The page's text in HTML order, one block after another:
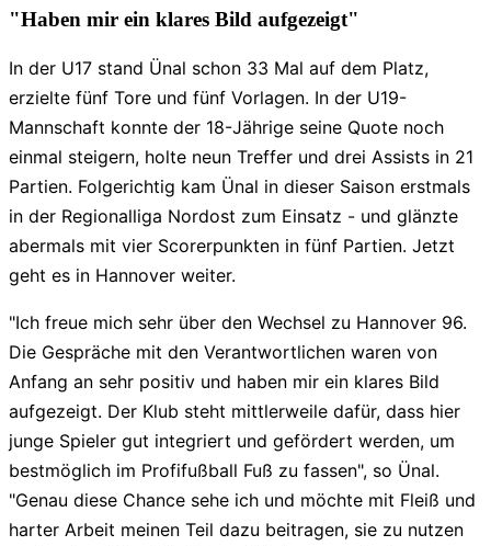
"Haben mir ein klares Bild aufgezeigt"
In der U17 stand Ünal schon 33 Mal auf dem Platz,
erzielte fünf Tore und fünf Vorlagen. In der U19-
Mannschaft konnte der 18-Jährige seine Quote noch
einmal steigern, holte neun Treffer und drei Assists in 21
Partien. Folgerichtig kam Ünal in dieser Saison erstmals
in der Regionalliga Nordost zum Einsatz - und glänzte
abermals mit vier Scorerpunkten in fünf Partien. Jetzt
geht es in Hannover weiter.
"Ich freue mich sehr über den Wechsel zu Hannover 96.
Die Gespräche mit den Verantwortlichen waren von
Anfang an sehr positiv und haben mir ein klares Bild
aufgezeigt. Der Klub steht mittlerweile dafür, dass hier
junge Spieler gut integriert und gefördert werden, um
bestmöglich im Profifußball Fuß zu fassen", so Ünal.
"Genau diese Chance sehe ich und möchte mit Fleiß und
harter Arbeit meinen Teil dazu beitragen, sie zu nutzen